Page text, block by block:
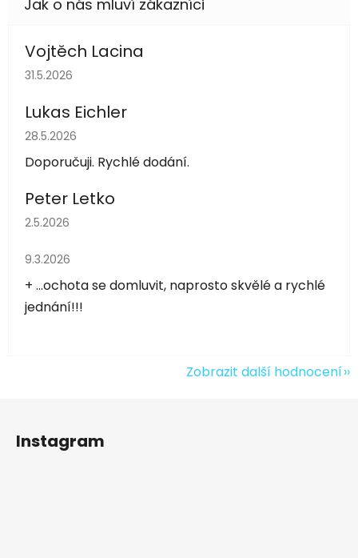
Vojtěch Lacina
Hodnocení obchodu je 5 z 5 hvězdiček.
31.5.2026
Lukas Eichler
Hodnocení obchodu je 5 z 5 hvězdiček.
28.5.2026
Doporučuji. Rychlé dodání.
Peter Letko
Hodnocení obchodu je 5 z 5 hvězdiček.
2.5.2026
Hodnocení obchodu je 5 z 5 hvězdiček.
9.3.2026
+ ...ochota se domluvit, naprosto skvělé a rychlé
jednání!!!
Zobrazit další hodnocení
Instagram